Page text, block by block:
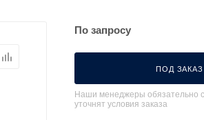
По запросу
ПОД ЗАКАЗ
Наши менеджеры обязательно
уточнят условия заказа